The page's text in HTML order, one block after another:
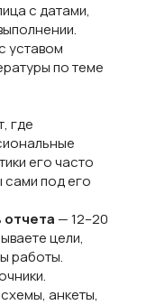
с датами,
уставом
по теме
где
его часто
сами под его
— 12–20
цели,
работы.
анкеты,